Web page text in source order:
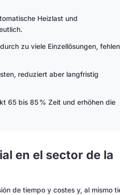
Heizlast und
zu viele Einzellösungen,
reduziert aber langfristig
65 bis 85 % Zeit und erhöhen die
en el sector de la
de tiempo y costes y, al mismo